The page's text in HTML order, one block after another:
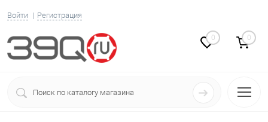
Войти Регистрация
0 0